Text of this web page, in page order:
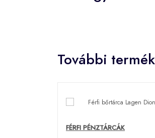
További
FÉRFI PÉNZTÁRCÁK